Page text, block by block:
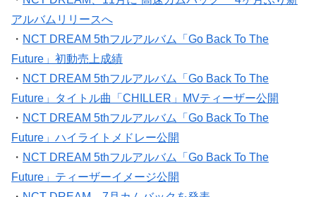
アルバムリリースへ
・ NCT DREAM 5thフルアルバム「Go Back To The
Future」初動売上成績
・ NCT DREAM 5thフルアルバム「Go Back To The
Future」タイトル曲「CHILLER」MVティーザー公開
・ NCT DREAM 5thフルアルバム「Go Back To The
Future」ハイライトメドレー公開
・ NCT DREAM 5thフルアルバム「Go Back To The
Future」ティーザーイメージ公開